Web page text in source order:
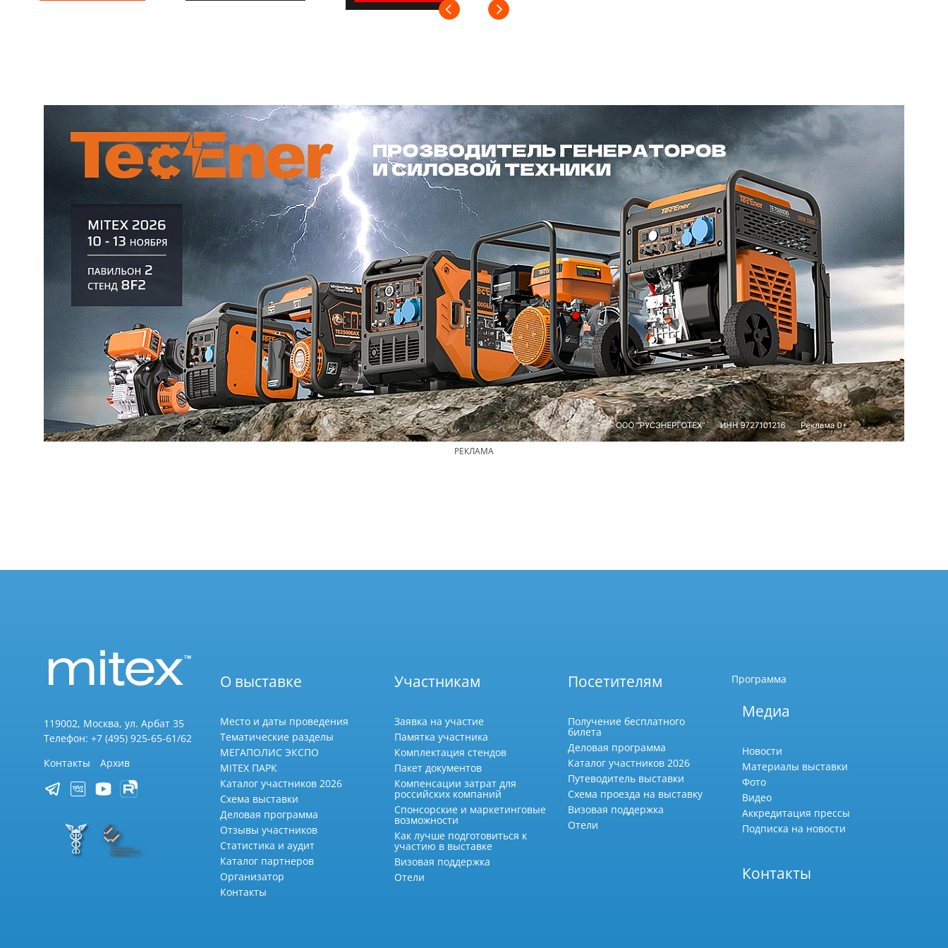
РЕКЛАМА
119002, Москва, ул. Арбат 35
Телефон: +7 (495) 925-65-61/62
Контакты
Архив
О выставке
Место и даты проведения
Тематические разделы
МЕГАПОЛИС ЭКСПО
MITEX ПАРК
Каталог участников 2026
Схема выставки
Деловая программа
Отзывы участников
Статистика и аудит
Каталог партнеров
Организатор
Контакты
Участникам
Заявка на участие
Памятка участника
Комплектация стендов
Пакет документов
Компенсации затрат для
российских компаний
Спонсорские и маркетинговые
возможности
Как лучше подготовиться к
участию в выставке
Визовая поддержка
Отели
Посетителям
Получение бесплатного
билета
Деловая программа
Каталог участников 2026
Путеводитель выставки
Схема проезда на выставку
Визовая поддержка
Отели
Программа
Медиа
Новости
Материалы выставки
Фото
Видео
Аккредитация прессы
Подписка на новости
Контакты